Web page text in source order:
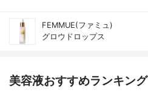
FEMMUE(ファミュ)
グロウドロップス
美容液おすすめランキング